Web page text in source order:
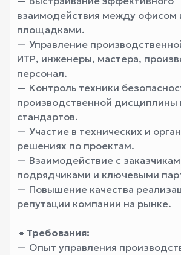
взаимодействия между офисом
площадками.
— Управление
ИТР, инженеры, мастера,
персонал.
— Контроль техники
производственной
стандартов.
— Участие в технических и
решениях по проектам.
— Взаимодействие с
подрядчиками и ключевыми
— Повышение качества
репутации компании на рынке.
🔹 Требования:
— Опыт управления